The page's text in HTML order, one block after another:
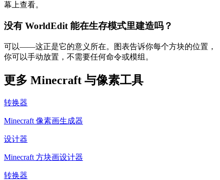
幕上查看。
没有 WorldEdit 能在生存模式里建造吗？
可以——这正是它的意义所在。图表告诉你每个方块的位置，
你可以手动放置，不需要任何命令或模组。
更多 Minecraft 与像素工具
转换器
Minecraft 像素画生成器
设计器
Minecraft 方块画设计器
转换器